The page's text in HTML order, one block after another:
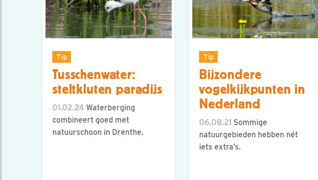
Tip
Tusschenwater:
steltkluten paradijs
01.02.24 Waterberging
combineert goed met
natuurschoon in Drenthe.
Tip
Bijzondere
vogelkijkpunten in
Nederland
06.08.21 Sommige
natuurgebieden hebben nét
iets extra’s.